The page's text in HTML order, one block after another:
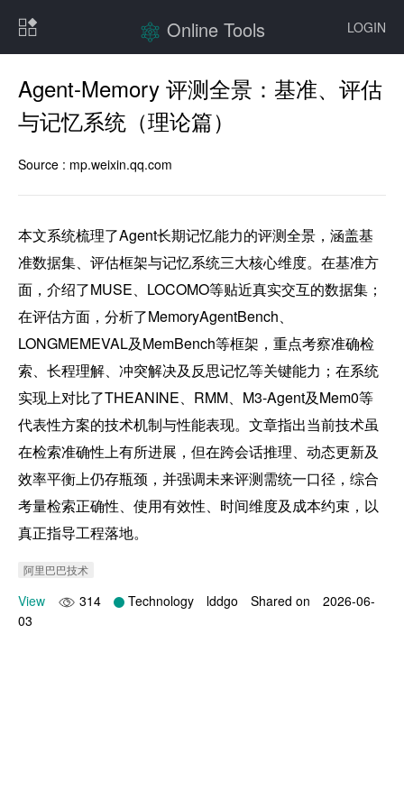
LOGIN
Online Tools
Agent-Memory 评测全景：基准、评估
与记忆系统（理论篇）
Source : mp.weixin.qq.com
本文系统梳理了Agent长期记忆能力的评测全景，涵盖基
准数据集、评估框架与记忆系统三大核心维度。在基准方
面，介绍了MUSE、LOCOMO等贴近真实交互的数据集；
在评估方面，分析了MemoryAgentBench、
LONGMEMEVAL及MemBench等框架，重点考察准确检
索、长程理解、冲突解决及反思记忆等关键能力；在系统
实现上对比了THEANINE、RMM、M3-Agent及Mem0等
代表性方案的技术机制与性能表现。文章指出当前技术虽
在检索准确性上有所进展，但在跨会话推理、动态更新及
效率平衡上仍存瓶颈，并强调未来评测需统一口径，综合
考量检索正确性、使用有效性、时间维度及成本约束，以
真正指导工程落地。
阿里巴巴技术
View 314 Technology lddgo Shared on
2026-06-
03